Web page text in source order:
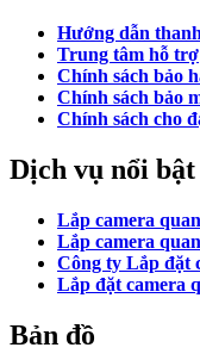
Hướng dẫn
Trung tâm hỗ trợ
Chính sách bảo
Chính sách bảo
Chính sách cho
Dịch vụ nổi bật
Lắp camera
Lắp camera
Công ty Lắp đặt
Lắp đặt camera
Bản đồ